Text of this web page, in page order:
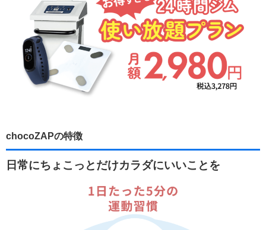
chocoZAPの特徴
日常にちょこっとだけカラダにいいことを